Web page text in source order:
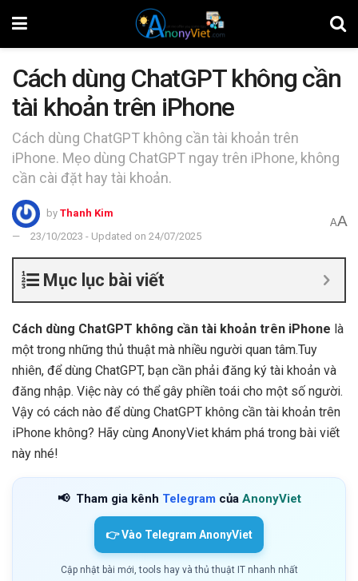
Cách dùng ChatGPT không cần
tài khoản trên iPhone
Cách dùng ChatGPT không cần tài khoản trên
iPhone. Mẹo dùng ChatGPT ngay trên iPhone, không
cần cài đặt hay tài khoản.
by Thanh Kim
23/10/2023 - Updated on 24/07/2025
AA
Mục lục bài viết
Cách dùng ChatGPT không cần tài khoản trên iPhone là
một trong những thủ thuật mà nhiều người quan tâm.Tuy
nhiên, để dùng ChatGPT, bạn cần phải đăng ký tài khoản và
đăng nhập. Việc này có thể gây phiền toái cho một số người.
Vậy có cách nào để dùng ChatGPT không cần tài khoản trên
iPhone không? Hãy cùng AnonyViet khám phá trong bài viết
này nhé!
📢 Tham gia kênh Telegram của AnonyViet
👉 Vào Telegram AnonyViet
Cập nhật bài mới, tools hay và thủ thuật IT nhanh nhất